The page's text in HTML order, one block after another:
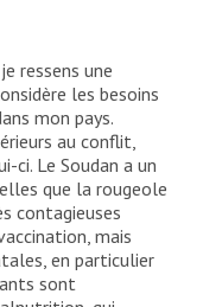
ressens une
les besoins
mon pays.
au conflit,
ci. Le Soudan a un
que la rougeole
contagieuses
mais
en particulier
sont